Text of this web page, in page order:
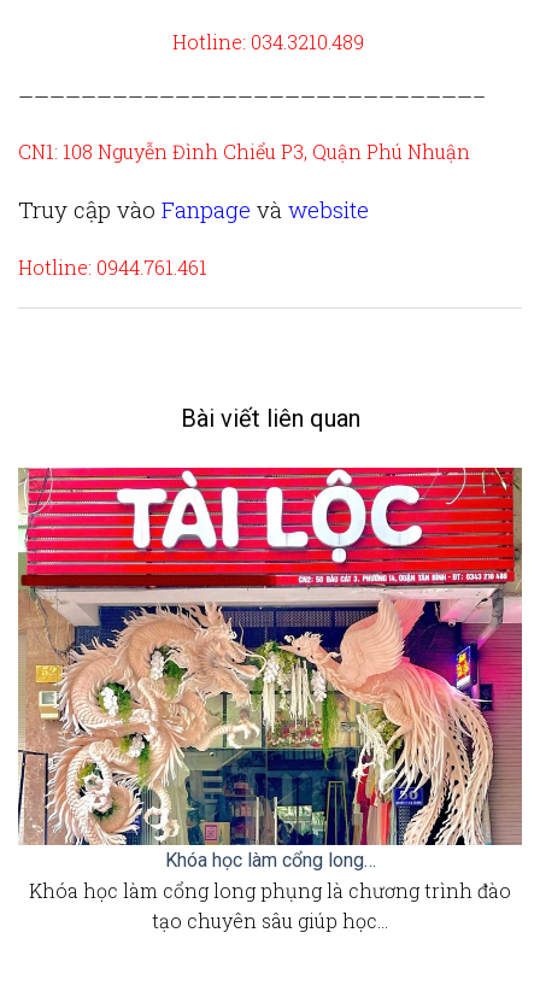
Hotline: 034.3210.489
—————————————————————————————–
CN1: 108 Nguyễn Đình Chiểu P3, Quận Phú Nhuận
Truy cập vào Fanpage và website
Hotline: 0944.761.461
Bài viết liên quan
Khóa học làm cổng long…
Khóa học làm cổng long phụng là chương trình đào
tạo chuyên sâu giúp học…